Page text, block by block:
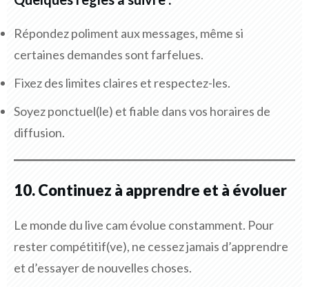
Répondez poliment aux messages, même si
certaines demandes sont farfelues.
Fixez des limites claires et respectez-les.
Soyez ponctuel(le) et fiable dans vos horaires de
diffusion.
10. Continuez à apprendre et à évoluer
Le monde du live cam évolue constamment. Pour
rester compétitif(ve), ne cessez jamais d’apprendre
et d’essayer de nouvelles choses.